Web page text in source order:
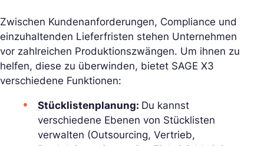
Zwischen Kundenanforderungen, Compliance und
einzuhaltenden Lieferfristen stehen Unternehmen
vor zahlreichen Produktionszwängen. Um ihnen zu
helfen, diese zu überwinden, bietet SAGE X3
verschiedene Funktionen:
Stücklistenplanung: Du kannst
verschiedene Ebenen von Stücklisten
verwalten (Outsourcing, Vertrieb,